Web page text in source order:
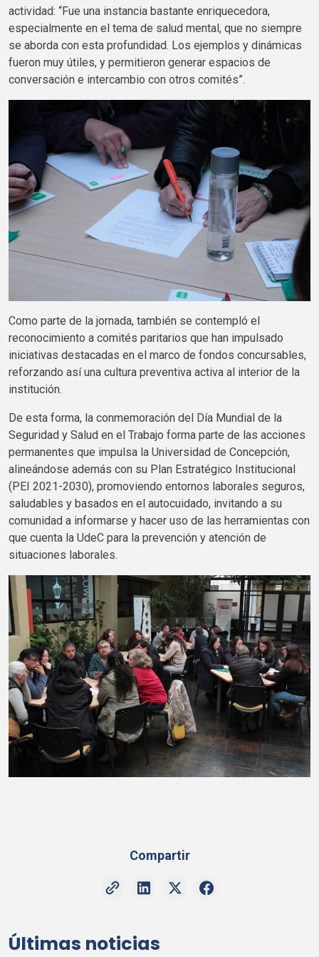
actividad: “Fue una instancia bastante enriquecedora,
especialmente en el tema de salud mental, que no siempre
se aborda con esta profundidad. Los ejemplos y dinámicas
fueron muy útiles, y permitieron generar espacios de
conversación e intercambio con otros comités”.
Como parte de la jornada, también se contempló el
reconocimiento a comités paritarios que han impulsado
iniciativas destacadas en el marco de fondos concursables,
reforzando así una cultura preventiva activa al interior de la
institución.
De esta forma, la conmemoración del Día Mundial de la
Seguridad y Salud en el Trabajo forma parte de las acciones
permanentes que impulsa la Universidad de Concepción,
alineándose además con su Plan Estratégico Institucional
( PEI 2021-2030), promoviendo entornos laborales seguros,
saludables y basados en el autocuidado, invitando a su
comunidad a informarse y hacer uso de las herramientas con
que cuenta la UdeC para la prevención y atención de
situaciones laborales.
Compartir
Últimas noticias